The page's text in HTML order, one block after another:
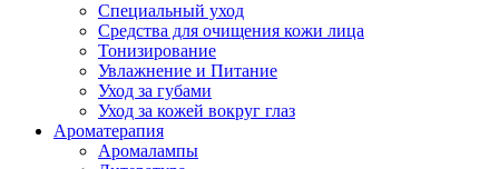
Специальный уход
Средства для очищения кожи лица
Тонизирование
Увлажнение и Питание
Уход за губами
Уход за кожей вокруг глаз
Ароматерапия
Аромалампы